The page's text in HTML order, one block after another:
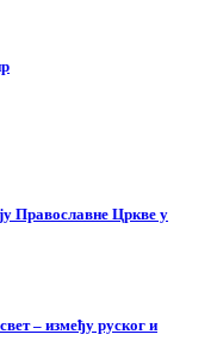
Православне Цркве у
– између руског и